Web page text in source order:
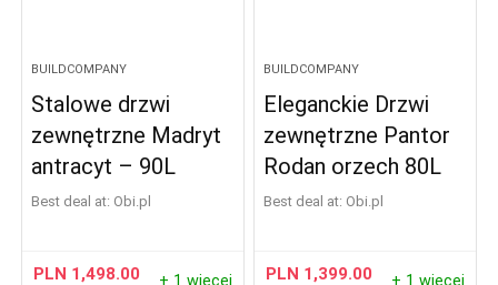
BUILDCOMPANY
Stalowe drzwi
zewnętrzne Madryt
antracyt – 90L
Best deal at: obi.pl
PLN 1,498.00 + 1 więcej
BUILDCOMPANY
Eleganckie Drzwi
zewnętrzne Pantor
Rodan orzech 80L
Best deal at: obi.pl
PLN 1,399.00 + 1 więcej